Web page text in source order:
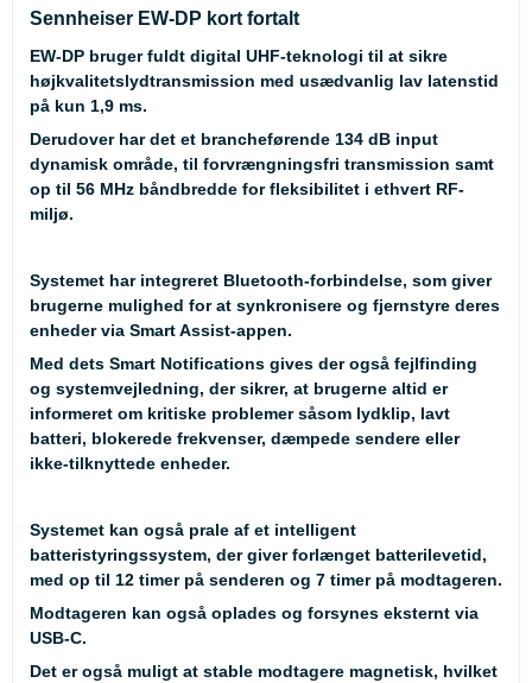
Sennheiser EW-DP kort fortalt
EW-DP bruger fuldt digital UHF-teknologi til at sikre
højkvalitetslydtransmission med usædvanlig lav latenstid
på kun 1,9 ms.
Derudover har det et brancheførende 134 dB input
dynamisk område, til forvrængningsfri transmission samt
op til 56 MHz båndbredde for fleksibilitet i ethvert RF-
miljø.
Systemet har integreret Bluetooth-forbindelse, som giver
brugerne mulighed for at synkronisere og fjernstyre deres
enheder via Smart Assist-appen.
Med dets Smart Notifications gives der også fejlfinding
og systemvejledning, der sikrer, at brugerne altid er
informeret om kritiske problemer såsom lydklip, lavt
batteri, blokerede frekvenser, dæmpede sendere eller
ikke-tilknyttede enheder.
Systemet kan også prale af et intelligent
batteristyringssystem, der giver forlænget batterilevetid,
med op til 12 timer på senderen og 7 timer på modtageren.
Modtageren kan også oplades og forsynes eksternt via
USB-C.
Det er også muligt at stable modtagere magnetisk, hvilket